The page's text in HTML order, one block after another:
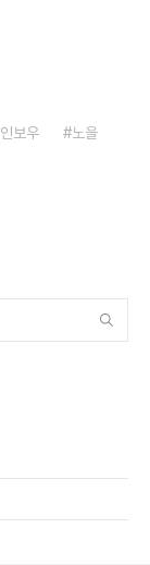
보우
노을